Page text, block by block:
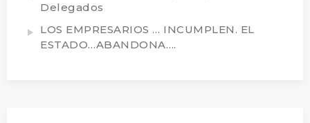
Delegados
LOS EMPRESARIOS … INCUMPLEN. EL
ESTADO…ABANDONA….